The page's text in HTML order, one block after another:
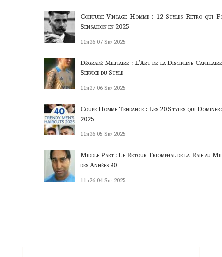
Coiffure Vintage Homme : 12 Styles Rétro qui
Sensation en 2025
11h26 07 Sep 2025
Dégradé Militaire : L’Art de la Discipline
Service du Style
11h27 06 Sep 2025
Coupe Homme Tendance : Les 20 Styles qui
2025
11h26 05 Sep 2025
Middle Part : Le Retour Triomphal de la Raie au
des Années 90
11h26 04 Sep 2025